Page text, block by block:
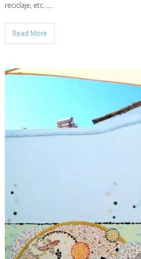
reciclaje, etc……
Read More